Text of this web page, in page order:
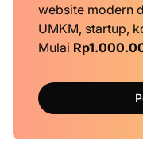
website modern
UMKM, startup,
Mulai